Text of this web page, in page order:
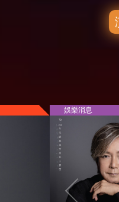
娛樂消息